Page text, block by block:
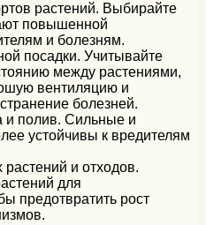
растений. Выбирайте
повышенной
и болезням.
посадки. Учитывайте
между растениями,
вентиляцию и
болезней.
и полив. Сильные и
устойчивы к вредителям
и отходов.
для
предотвратить рост